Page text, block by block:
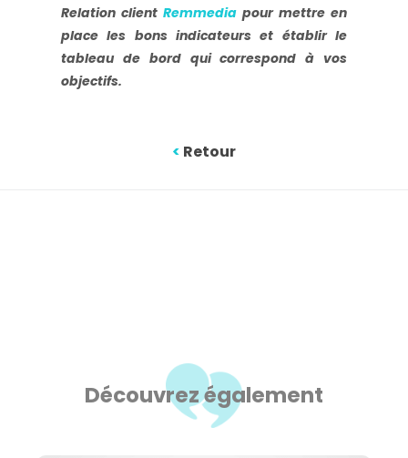
Relation clientRemmedia pour mettre en
place les bons indicateurs et établir le
tableau de bord qui correspond à vos
objectifs.
< Retour
Découvrez également